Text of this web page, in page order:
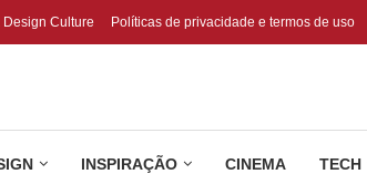
Culture Políticas de privacidade e termos de uso
INSPIRAÇÃO CINEMA TECH